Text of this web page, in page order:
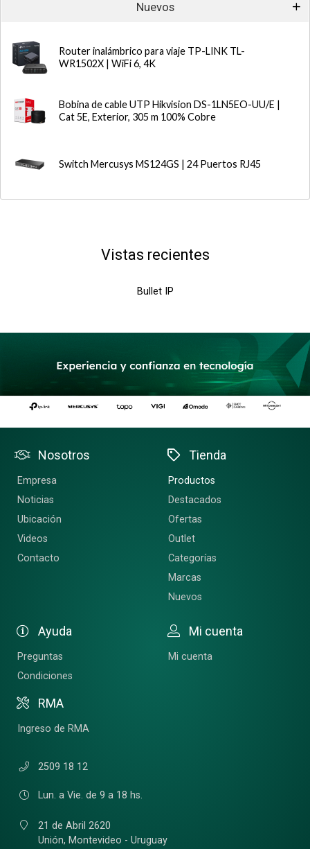
Nuevos
Router inalámbrico para viaje TP-LINK TL-
WR1502X | WiFi 6, 4K
Bobina de cable UTP Hikvision DS-1LN5EO-UU/E |
Cat 5E, Exterior, 305 m 100% Cobre
Switch Mercusys MS124GS | 24 Puertos RJ45
Vistas recientes
Bullet IP
Nosotros
Empresa
Noticias
Ubicación
Videos
Contacto
Tienda
Productos
Destacados
Ofertas
Outlet
Categorías
Marcas
Nuevos
Ayuda
Preguntas
Condiciones
RMA
Ingreso de RMA
Mi cuenta
Mi cuenta
2509 18 12
Lun. a Vie. de 9 a 18 hs.
21 de Abril 2620
Unión, Montevideo - Uruguay